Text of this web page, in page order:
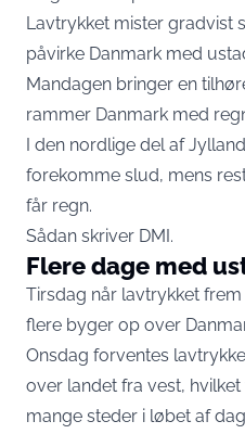
Lavtrykket mister gradvist
påvirke Danmark med
Mandagen bringer en
rammer Danmark med
I den nordlige del af
forekomme slud, mens
får regn.
Sådan skriver DMI.
Flere dage med
Tirsdag når lavtrykket
flere byger op over
Onsdag forventes
over landet fra vest,
mange steder i løbet af